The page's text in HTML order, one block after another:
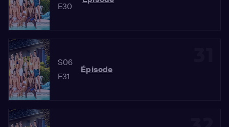
E30
S06
E31
Épisode